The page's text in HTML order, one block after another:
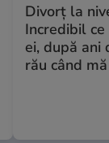
Divorț la
Incredibil
ei, după ani
rău când